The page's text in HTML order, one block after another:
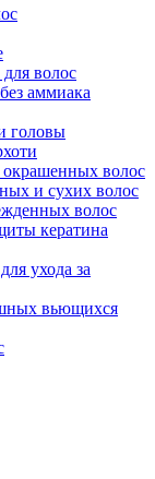
волос
аммиака
головы
окрашенных волос
и сухих волос
волос
кератина
ухода за
вьющихся